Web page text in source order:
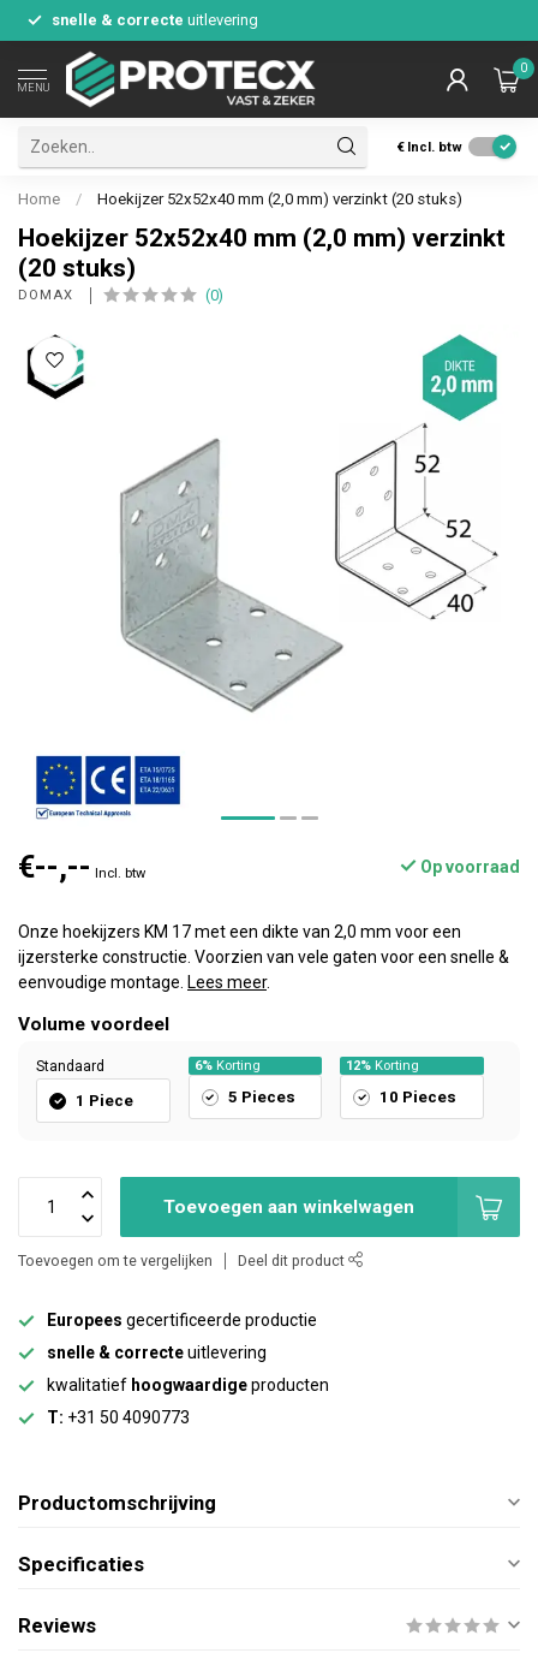
snelle & correcte uitlevering
MENU
0
€ Incl. btw
Home / Hoekijzer 52x52x40 mm (2,0 mm) verzinkt (20 stuks)
Hoekijzer 52x52x40 mm (2,0 mm) verzinkt
(20 stuks)
DOMAX (0)
€--,-- Incl. btw Op voorraad
Onze hoekijzers KM 17 met een dikte van 2,0 mm voor een
ijzersterke constructie. Voorzien van vele gaten voor een snelle &
eenvoudige montage. Lees meer.
Volume voordeel
Standaard
1 Piece
6%Korting
5 Pieces
12% Korting
10 Pieces
Toevoegen aan winkelwagen
Toevoegen om te vergelijken Deel dit product
Europees gecertificeerde productie
snelle & correcteuitlevering
kwalitatief hoogwaardigeproducten
T: +31 50 4090773
Productomschrijving
Specificaties
Reviews